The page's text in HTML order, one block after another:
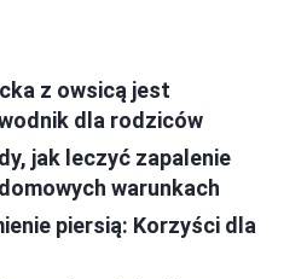
z owsicą jest
dla rodziców
jak leczyć zapalenie
warunkach
piersią: Korzyści dla